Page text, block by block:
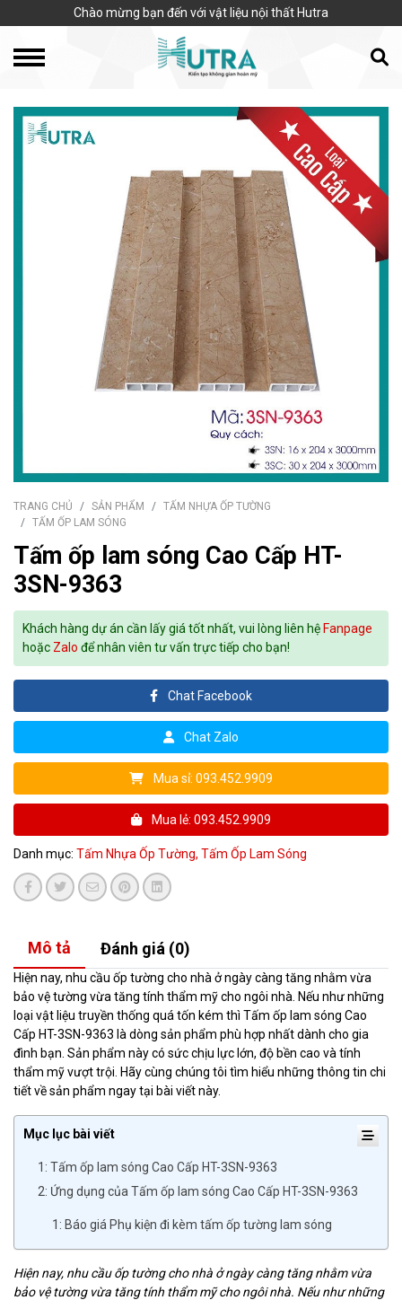
Chào mừng bạn đến với vật liệu nội thất Hutra
TRANG CHỦ SẢN PHẨM
TẤM NHỰA ỐP TƯỜNG
TẤM ỐP LAM SÓNG
Tấm ốp lam sóng Cao Cấp HT-
3SN-9363
Khách hàng dự án cần lấy giá tốt nhất, vui lòng liên hệ Fanpage
hoặc Zalo để nhân viên tư vấn trực tiếp cho bạn!
Chat Facebook
Chat Zalo
Mua sỉ: 093.452.9909
Mua lẻ: 093.452.9909
Danh mục: Tấm Nhựa Ốp Tường, Tấm Ốp Lam Sóng
Mô tả Đánh giá (0)
Hiện nay, nhu cầu ốp tường cho nhà ở ngày càng tăng nhằm vừa
bảo vệ tường vừa tăng tính thẩm mỹ cho ngôi nhà. Nếu như những
loại vật liệu truyền thống quá tốn kém thì Tấm ốp lam sóng Cao
Cấp HT-3SN-9363 là dòng sản phẩm phù hợp nhất dành cho gia
đình bạn. Sản phẩm này có sức chịu lực lớn, độ bền cao và tính
thẩm mỹ vượt trội. Hãy cùng chúng tôi tìm hiểu những thông tin chi
tiết về sản phẩm ngay tại bài viết này.
Mục lục bài viết
1: Tấm ốp lam sóng Cao Cấp HT-3SN-9363
2: Ứng dụng của Tấm ốp lam sóng Cao Cấp HT-3SN-9363
1: Báo giá Phụ kiện đi kèm tấm ốp tường lam sóng
Hiện nay, nhu cầu ốp tường cho nhà ở ngày càng tăng nhằm vừa
bảo vệ tường vừa tăng tính thẩm mỹ cho ngôi nhà. Nếu như những